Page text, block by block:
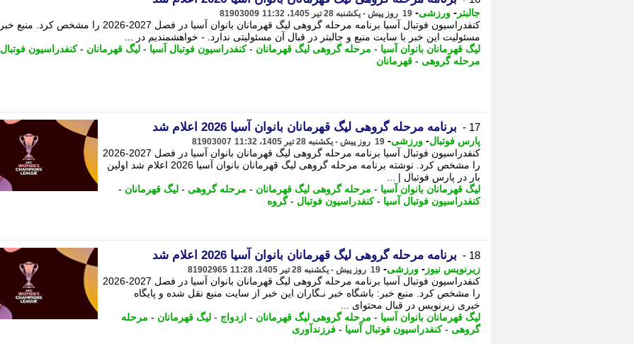
جالبتر - ورزشی- 19 روز پیش - یکشنبه 28 تیر 1405، 11:32 81903009
کنفدراسیون فوتبال آسیا برنامه مرحله گروهی لیگ قهرمانان بانوان آسیا در فصل 2027-2026 را مشخص کرد. منبع خبر
مسئولیت این خبر با سایت منبع و جالبتر در قبال آن مسئولیتی ندارد. - خواهشمندیم در ...
لیگ قهرمانان بانوان آسیا - مرحله گروهی لیگ قهرمانان -کنفدراسیون فوتبال آسیا - لیگ قهرمانان -کنفدراسیون فوتبال
مرحله گروهی - قهرمانان
17 - برنامه مرحله گروهی لیگ قهرمانان بانوان آسیا 2026 اعلام شد
پارس فوتبال- ورزشی- 19 روز پیش - یکشنبه 28 تیر 1405، 11:32 81903007
کنفدراسیون فوتبال آسیا برنامه مرحله گروهی لیگ قهرمانان بانوان آسیا در فصل 2027-2026
را مشخص کرد. نوشته برنامه مرحله گروهی لیگ قهرمانان بانوان آسیا 2026 اعلام شد اولین
بار در پارس فوتبال | ...
لیگ قهرمانان بانوان آسیا - مرحله گروهی لیگ قهرمانان - مرحله گروهی - لیگ قهرمانان -
کنفدراسیون فوتبال آسیا -کنفدراسیون فوتبال -گروه
18 - برنامه مرحله گروهی لیگ قهرمانان بانوان آسیا 2026 اعلام شد
زیرنویس نیوز - ورزشی- 19 روز پیش - یکشنبه 28 تیر 1405، 11:28 81902965
کنفدراسیون فوتبال آسیا برنامه مرحله گروهی لیگ قهرمانان بانوان آسیا در فصل 2027-2026
را مشخص کرد. منبع خبر: باشگاه خبر نـگاران این خبر از سایت منبع نقل شده و پایگاه
خبری زیرنویس در قبال محتوای ...
لیگ قهرمانان بانوان آسیا - مرحله گروهی لیگ قهرمانان - ازدواج - لیگ قهرمانان - مرحله
گروهی -کنفدراسیون فوتبال آسیا - فرزندآوری